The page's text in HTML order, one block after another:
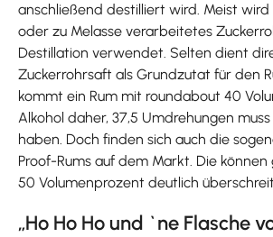
anschließend destilliert wird. Meist
oder zu Melasse verarbeitetes
Destillation verwendet. Selten dient
Zuckerrohrsaft als Grundzutat für den
kommt ein Rum mit roundabout 40
Alkohol daher, 37,5 Umdrehungen
haben. Doch finden sich auch die
Proof-Rums auf dem Markt. Die
50 Volumenprozent deutlich
„Ho Ho Ho und `ne Flasche